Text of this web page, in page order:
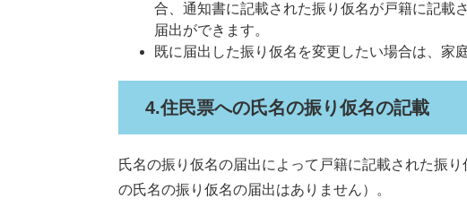
合、通知書に記載された振り仮名が戸籍に記載
届出ができます。
既に届出した振り仮名を変更したい場合は、家
4.住民票への氏名の振り仮名の記載
氏名の振り仮名の届出によって戸籍に記載された振
の氏名の振り仮名の届出はありません）。